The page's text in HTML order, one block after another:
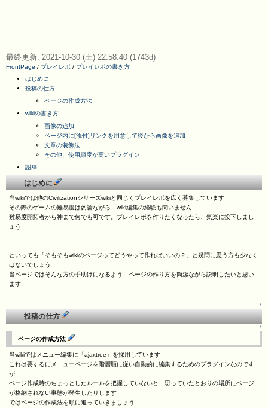
最終更新: 2021-10-30 (土) 22:58:40 (1743d)
FrontPage / プレイレポ / プレイレポの書き方
はじめに
投稿の仕方
ページの作成方法
wikiの書き方
画像の追加
ページ内に[添付]リンクを用意して後から画像を追加
文章の装飾法
その他、使用頻度が高いプラグイン
謝辞
はじめに
当wikiでは他のCivilizationシリーズwikiと同じくプレイレポを広く募集しています
その際のゲームの難易度は勿論ながら、wiki編集の経験も問いません
難易度開拓者から神まで何でも可です。プレイレポを作りたくなったら、気楽に投下しまし
ょう
といっても「そもそもwikiのページってどうやって作ればいいの？」と疑問に思う方も少なく
はないでしょう
当ページではそんな方の手助けになるよう、ページの作り方を簡潔ながら説明したいと思い
ます
↑
投稿の仕方
↑
ページの作成方法
当wikiではメニュー編集に「ajaxtree」を採用しています
これは要するにメニューページを階層順に従い自動的に編集するためのプラグインなのです
が
ページ作成時のちょっとしたルールを把握していないと、思っていたとおりの場所にページ
が格納されない事態が発生したりします
ではページの作成法を順に追っていきましょう